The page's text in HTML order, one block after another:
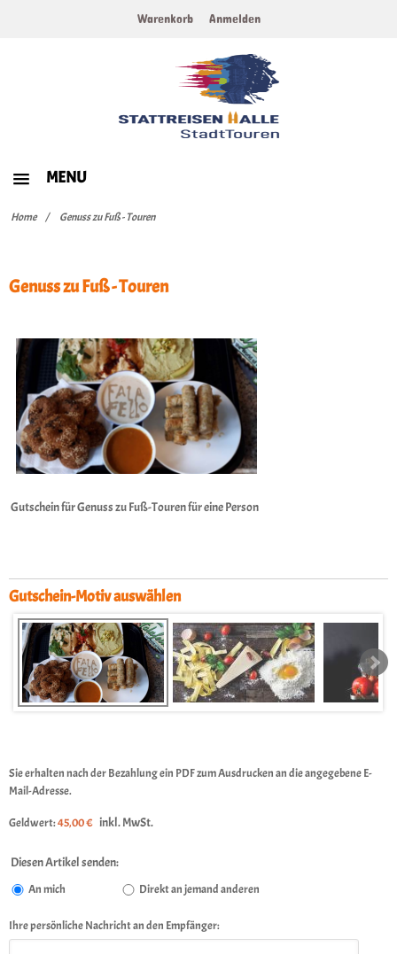
Warenkorb Anmelden
MENU
HOME
ERLEBNISTOUREN
ZURÜCK ZUR HAUPTSEITE
Home Genuss zu Fuß - Touren
Genuss zu Fuß - Touren
Gutschein für Genuss zu Fuß-Touren für eine Person
Gutschein-Motiv auswählen
Sie erhalten nach der Bezahlung ein PDF zum Ausdrucken an die angegebene E-
Mail-Adresse.
Geldwert:45,00 € inkl. MwSt.
Diesen Artikel senden:
An mich Direkt an jemand anderen
Ihre persönliche Nachricht an den Empfänger: